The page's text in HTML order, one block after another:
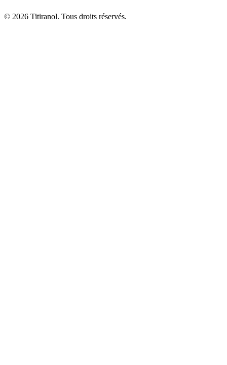
© 2026 Titiranol. Tous droits réservés.